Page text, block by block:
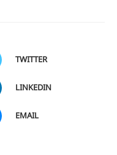
TWITTER
LINKEDIN
EMAIL